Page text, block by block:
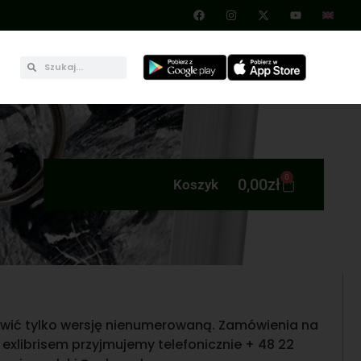
Koszyk 0,00zł 0
tylko wersję nienumerowaną. Zamówienia na
przyjmujemy telefonicznie + 48 22